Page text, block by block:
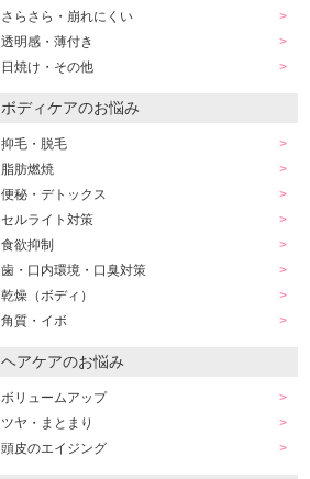
さらさら・崩れにくい
透明感・薄付き
日焼け・その他
ボディケアのお悩み
抑毛・脱毛
脂肪燃焼
便秘・デトックス
セルライト対策
食欲抑制
歯・口内環境・口臭対策
乾燥（ボディ）
角質・イボ
ヘアケアのお悩み
ボリュームアップ
ツヤ・まとまり
頭皮のエイジング